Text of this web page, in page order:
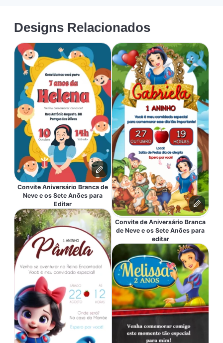
Designs Relacionados
Convite Aniversário Branca de
Neve e os Sete Anões para
Editar
Convite de Aniversário Branca
de Neve e os Sete Anões para
editar